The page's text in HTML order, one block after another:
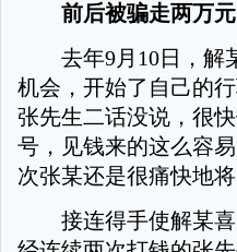
前后被骗走两万元
去年9月10日，解某
机会，开始了自己的
张先生二话没说，很
号，见钱来的这么容
次张某还是很痛快地
接连得手使解某喜